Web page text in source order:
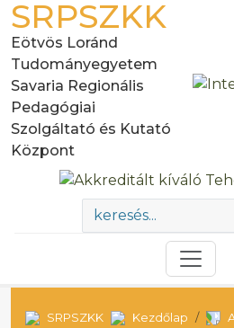
SRPSZKK
Eötvös Loránd
Tudományegyetem
Savaria Regionális
Pedagógiai
Szolgáltató és Kutató
Központ
SRPSZKK Kezdőlap